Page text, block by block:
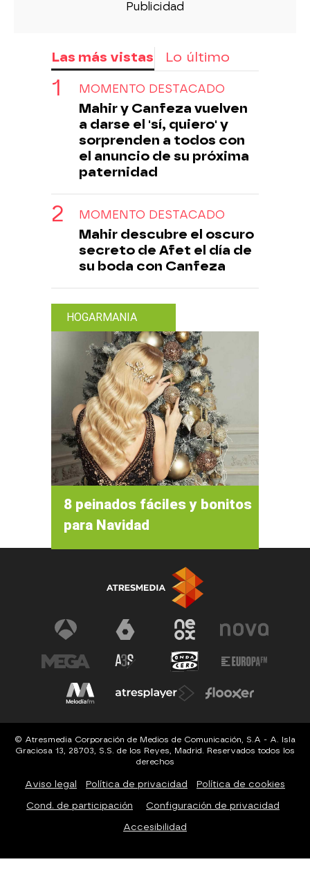
Las más vistas Lo último
MOMENTO DESTACADO
Mahir y Canfeza vuelven
a darse el 'sí, quiero' y
sorprenden a todos con
el anuncio de su próxima
paternidad
MOMENTO DESTACADO
Mahir descubre el oscuro
secreto de Afet el día de
su boda con Canfeza
HOGARMANIA
8 peinados fáciles y bonitos
para Navidad
© Atresmedia Corporación de Medios de Comunicación, S.A - A. Isla
Graciosa 13, 28703, S.S. de los Reyes, Madrid. Reservados todos los
derechos
Aviso legal Política de privacidad Política de cookies
Cond. de participación Configuración de privacidad
Accesibilidad